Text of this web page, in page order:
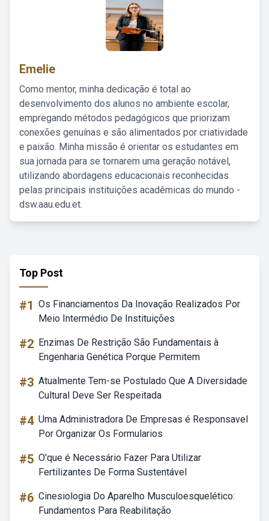
Emelie
Como mentor, minha dedicação é total ao
desenvolvimento dos alunos no ambiente escolar,
empregando métodos pedagógicos que priorizam
conexões genuínas e são alimentados por criatividade
e paixão. Minha missão é orientar os estudantes em
sua jornada para se tornarem uma geração notável,
utilizando abordagens educacionais reconhecidas
pelas principais instituições acadêmicas do mundo -
dsw.aau.edu.et.
Top Post
#1 Os Financiamentos Da Inovação Realizados Por
Meio Intermédio De Instituições
#2 Enzimas De Restrição São Fundamentais à
Engenharia Genética Porque Permitem
#3 Atualmente Tem-se Postulado Que A Diversidade
Cultural Deve Ser Respeitada
#4 Uma Administradora De Empresas é Responsavel
Por Organizar Os Formularios
#5 O'que é Necessário Fazer Para Utilizar
Fertilizantes De Forma Sustentável
#6 Cinesiologia Do Aparelho Musculoesquelético:
Fundamentos Para Reabilitação